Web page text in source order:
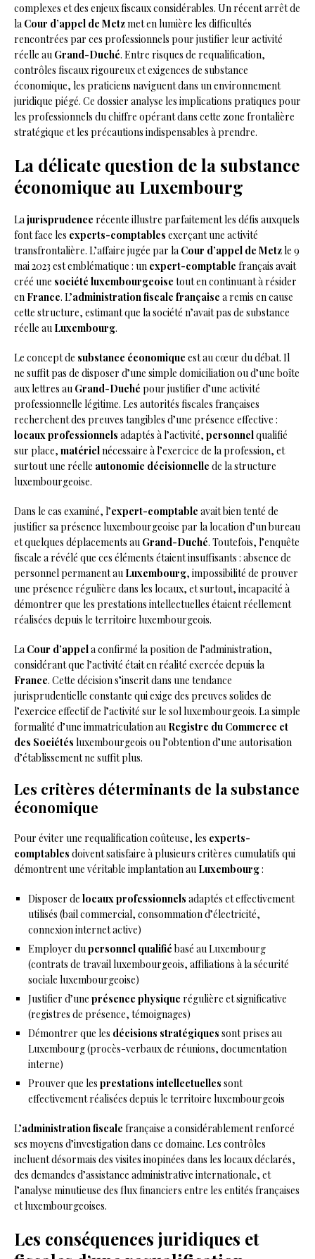
complexes et des enjeux fiscaux considérables. Un récent arrêt de
la Cour d’appel de Metzmet en lumière les difficultés
rencontrées par ces professionnels pour justifier leur activité
réelle au Grand-Duché. Entre risques de requalification,
contrôles fiscaux rigoureux et exigences de substance
économique, les praticiens naviguent dans un environnement
juridique piégé. Ce dossier analyse les implications pratiques pour
les professionnels du chiffre opérant dans cette zone frontalière
stratégique et les précautions indispensables à prendre.
La délicate question de la substance
économique au Luxembourg
La jurisprudence récente illustre parfaitement les défis auxquels
font face les experts-comptables exerçant une activité
transfrontalière. L’affaire jugée par la Cour d’appel de Metzle 9
mai 2023 est emblématique : un expert-comptable français avait
créé une société luxembourgeoise tout en continuant à résider
en France. L’administration fiscale française a remis en cause
cette structure, estimant que la société n’avait pas de substance
réelle au Luxembourg.
Le concept de substance économique est au cœur du débat. Il
ne suffit pas de disposer d’une simple domiciliation ou d’une boîte
aux lettres au Grand-Duché pour justifier d’une activité
professionnelle légitime. Les autorités fiscales françaises
recherchent des preuves tangibles d’une présence effective :
locaux professionnels adaptés à l’activité, personnelqualifié
sur place, matérielnécessaire à l’exercice de la profession, et
surtout une réelle autonomie décisionnelle de la structure
luxembourgeoise.
Dans le cas examiné, l’expert-comptable avait bien tenté de
justifier sa présence luxembourgeoise par la location d’un bureau
et quelques déplacements au Grand-Duché. Toutefois, l’enquête
fiscale a révélé que ces éléments étaient insuffisants : absence de
personnel permanent au Luxembourg, impossibilité de prouver
une présence régulière dans les locaux, et surtout, incapacité à
démontrer que les prestations intellectuelles étaient réellement
réalisées depuis le territoire luxembourgeois.
La Cour d’appela confirmé la position de l’administration,
considérant que l’activité était en réalité exercée depuis la
France. Cette décision s’inscrit dans une tendance
jurisprudentielle constante qui exige des preuves solides de
l’exercice effectif de l’activité sur le sol luxembourgeois. La simple
formalité d’une immatriculation au Registre du Commerce et
des Sociétés luxembourgeois ou l’obtention d’une autorisation
d’établissement ne suffit plus.
Les critères déterminants de la substance
économique
Pour éviter une requalification coûteuse, les experts-
comptables doivent satisfaire à plusieurs critères cumulatifs qui
démontrent une véritable implantation au Luxembourg:
Disposer de locaux professionnels adaptés et effectivement
utilisés (bail commercial, consommation d’électricité,
connexion internet active)
Employer dupersonnel qualifiébasé au Luxembourg
(contrats de travail luxembourgeois, affiliations à la sécurité
sociale luxembourgeoise)
Justifier d’une présence physique régulière et significative
(registres de présence, témoignages)
Démontrer que les décisions stratégiques sont prises au
Luxembourg (procès-verbaux de réunions, documentation
interne)
Prouver que les prestations intellectuelles sont
effectivement réalisées depuis le territoire luxembourgeois
L’administration fiscale française a considérablement renforcé
ses moyens d’investigation dans ce domaine. Les contrôles
incluent désormais des visites inopinées dans les locaux déclarés,
des demandes d’assistance administrative internationale, et
l’analyse minutieuse des flux financiers entre les entités françaises
et luxembourgeoises.
Les conséquences juridiques et